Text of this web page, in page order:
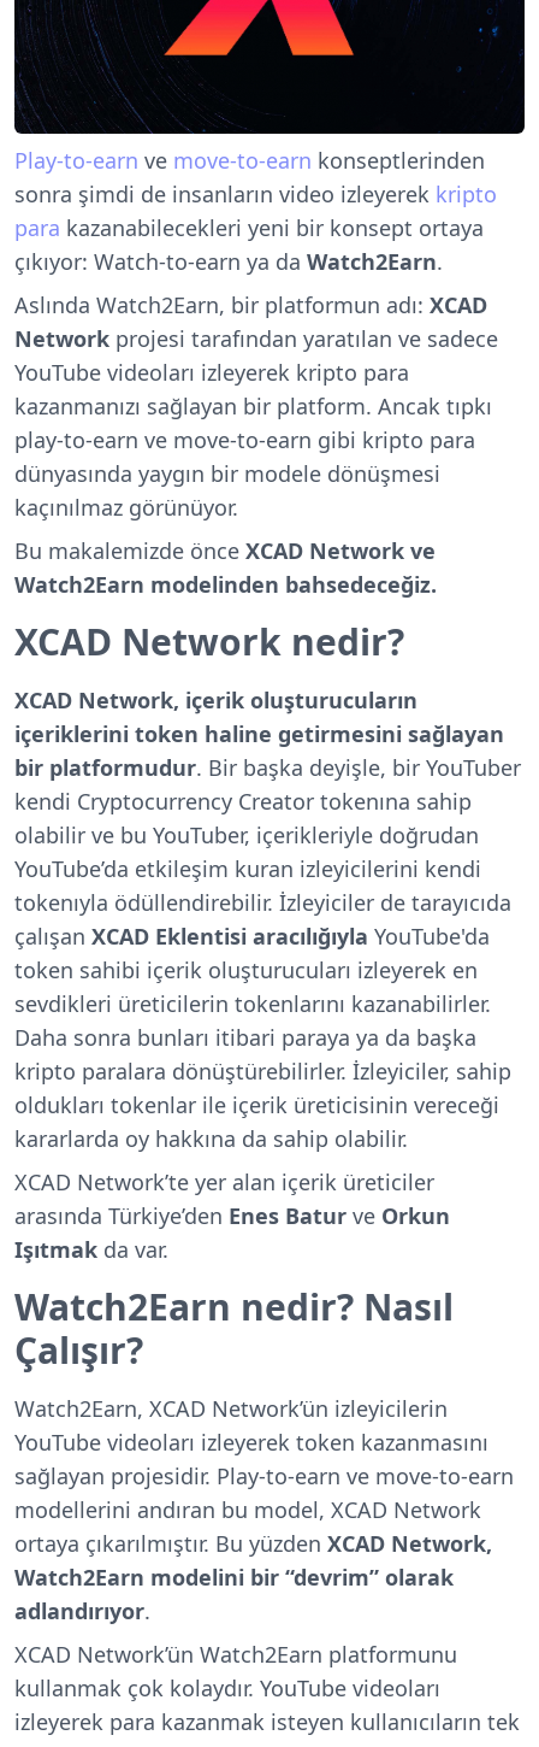
Play-to-earn ve move-to-earn konseptlerinden
sonra şimdi de insanların video izleyerek kripto
para kazanabilecekleri yeni bir konsept ortaya
çıkıyor: Watch-to-earn ya da Watch2Earn.
Aslında Watch2Earn, bir platformun adı: XCAD
Network projesi tarafından yaratılan ve sadece
YouTube videoları izleyerek kripto para
kazanmanızı sağlayan bir platform. Ancak tıpkı
play-to-earn ve move-to-earn gibi kripto para
dünyasında yaygın bir modele dönüşmesi
kaçınılmaz görünüyor.
Bu makalemizde önce XCAD Network ve
Watch2Earn modelinden bahsedeceğiz.
XCAD Network nedir?
XCAD Network, içerik oluşturucuların
içeriklerini token haline getirmesini sağlayan
bir platformudur. Bir başka deyişle, bir YouTuber
kendi Cryptocurrency Creator tokenına sahip
olabilir ve bu YouTuber, içerikleriyle doğrudan
YouTube’da etkileşim kuran izleyicilerini kendi
tokenıyla ödüllendirebilir. İzleyiciler de tarayıcıda
çalışan XCAD Eklentisi aracılığıyla YouTube'da
token sahibi içerik oluşturucuları izleyerek en
sevdikleri üreticilerin tokenlarını kazanabilirler.
Daha sonra bunları itibari paraya ya da başka
kripto paralara dönüştürebilirler. İzleyiciler, sahip
oldukları tokenlar ile içerik üreticisinin vereceği
kararlarda oy hakkına da sahip olabilir.
XCAD Network’te yer alan içerik üreticiler
arasında Türkiye’den Enes Batur ve Orkun
Işıtmak da var.
Watch2Earn nedir? Nasıl
Çalışır?
Watch2Earn, XCAD Network’ün izleyicilerin
YouTube videoları izleyerek token kazanmasını
sağlayan projesidir. Play-to-earn ve move-to-earn
modellerini andıran bu model, XCAD Network
ortaya çıkarılmıştır. Bu yüzden XCAD Network,
Watch2Earn modelini bir “devrim” olarak
adlandırıyor.
XCAD Network’ün Watch2Earn platformunu
kullanmak çok kolaydır. YouTube videoları
izleyerek para kazanmak isteyen kullanıcıların tek